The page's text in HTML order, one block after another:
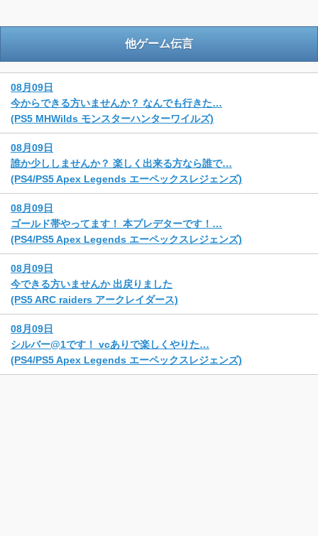
他ゲーム伝言
08月09日
今からできる方いませんか？ なんでも行きた…
(PS5 MHWilds モンスターハンターワイルズ)
08月09日
誰か少ししませんか？ 楽しく出来る方なら誰で…
(PS4/PS5 Apex Legends エーペックスレジェンズ)
08月09日
ゴールド帯やってます！ 本プレデターです！…
(PS4/PS5 Apex Legends エーペックスレジェンズ)
08月09日
今できる方いませんか 出戻りました
(PS5 ARC raiders アークレイダース)
08月09日
シルバー@1です！ vcありで楽しくやりた…
(PS4/PS5 Apex Legends エーペックスレジェンズ)